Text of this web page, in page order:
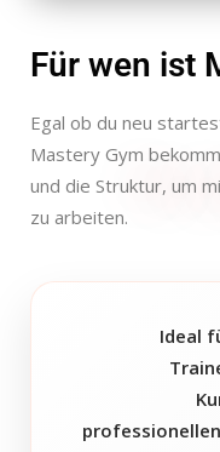
Für wen ist
Egal ob du neu
Mastery Gym
und die Struktur, um
zu arbeiten.
Ideal